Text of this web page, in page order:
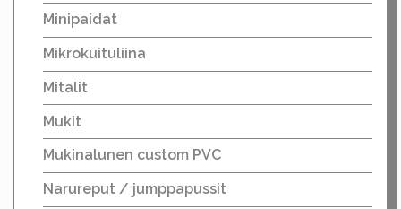
Minipaidat
Mikrokuituliina
Mitalit
Mukit
Mukinalunen custom PVC
Narureput / jumppapussit